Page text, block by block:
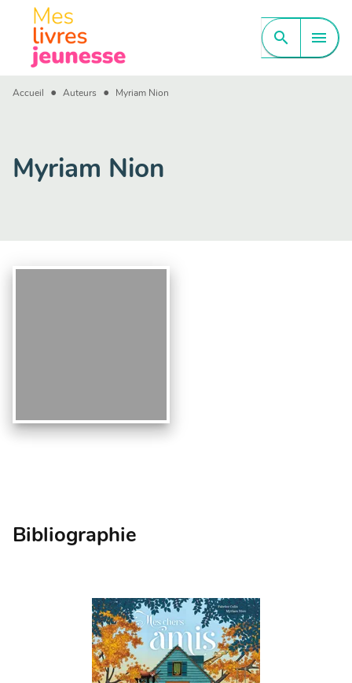
MENU CONTENU
PIED DE PAGE
search menu
Accueil • Auteurs • Myriam Nion
Myriam Nion
Bibliographie